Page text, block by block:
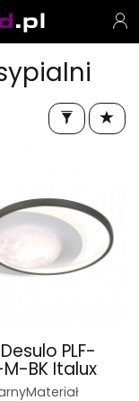
PLF-
BK Italux